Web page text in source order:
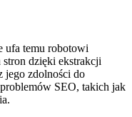
ufa temu robotowi
dzięki ekstrakcji
jego zdolności do
SEO, takich jak